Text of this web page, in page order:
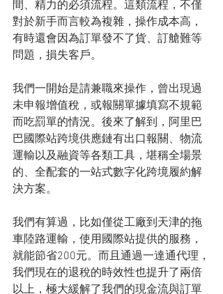
間、精力的必須流程。這類流程，不僅
對於新手而言較為複雜，操作成本高，
有時還會因為訂單發不了貨、訂艙難等
問題，損失客戶。
我們一開始是請兼職來操作，曾出現過
未申報增值稅，或報關單據填寫不規範
而吃罰單的情況。後來了解到，阿里巴
巴國際站跨境供應鏈有出口報關、物流
運輸以及融資等各類工具，堪稱全場景
的、全配套的一站式數字化跨境履約解
決方案。
我們有算過，比如僅從工廠到天津的拖
車陸路運輸，使用國際站提供的服務，
就能節省200元。而且通過一達通代理，
我們現在的退稅的時效性也提升了兩倍
以上，極大緩解了我們的現金流與訂單